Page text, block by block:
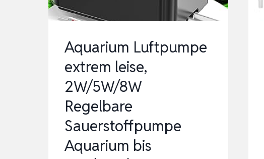
Aquarium Luftpumpe
extrem leise,
2W/5W/8W
Regelbare
Sauerstoffpumpe
Aquarium bis